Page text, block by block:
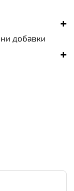
+
добавки
+